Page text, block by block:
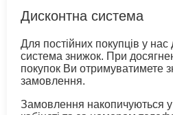
Дисконтна система
Для постійних покупців у нас
система знижок. При
покупок Ви отримуватимете
замовлення.
Замовлення накопичуються